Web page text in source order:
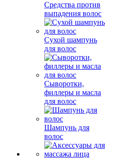
Средства против
выпадения волос
Сухой шампунь
для волос
Сыворотки,
филлеры и масла
для волос
Шампунь для
волос